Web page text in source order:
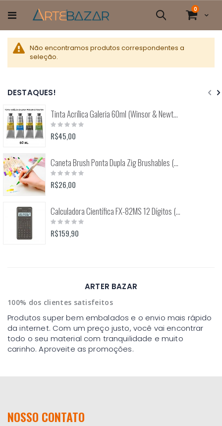
para
o
conteúdo
Cart
0itens
Pesquisa
Não encontramos produtos correspondentes a
seleção.
DESTAQUES!
Tinta Acrílica Galeria 60ml (Winsor & Newton)
Rating:
0%
R$45,00
Caneta Brush Ponta Dupla Zig Brushables (Kuretake)
Rating:
0%
R$26,00
Calculadora Científica FX-82MS 12 Dígitos (Casio)
Rating:
0%
R$159,90
ARTER BAZAR
100% dos clientes satisfeitos
Produtos super bem embalados e o envio mais rápido
da internet. Com um preço justo, você vai encontrar
todo o seu material com tranquilidade e muito
carinho. Aproveite as promoções.
NOSSO CONTATO